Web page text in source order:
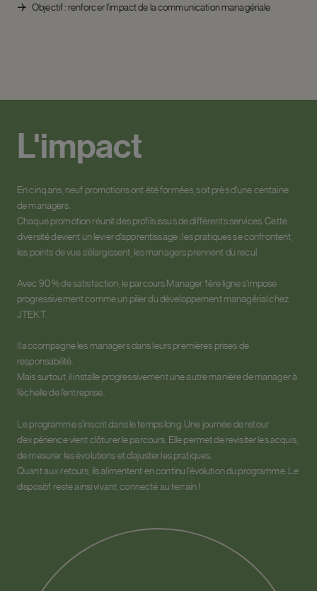
Objectif : renforcer l’impact de la communication managériale
L'impact
En cinq ans, neuf promotions ont été formées, soit près d’une centaine
de managers.
Chaque promotion réunit des profils issus de différents services. Cette
diversité devient un levier d’apprentissage : les pratiques se confrontent,
les points de vue s’élargissent, les managers prennent du recul.
Avec 90 % de satisfaction, le parcours Manager 1ère ligne s’impose
progressivement comme un pilier du développement managérial chez
JTEKT.
Il accompagne les managers dans leurs premières prises de
responsabilité.
Mais surtout, il installe progressivement une autre manière de manager à
l’échelle de l’entreprise.
Le programme s’inscrit dans le temps long. Une journée de retour
d’expérience vient clôturer le parcours. Elle permet de revisiter les acquis,
de mesurer les évolutions et d’ajuster les pratiques.
Quant aux retours, ils alimentent en continu l’évolution du programme. Le
dispositif reste ainsi vivant, connecté au terrain !